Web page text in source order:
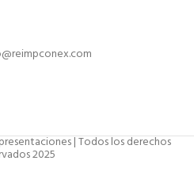
| Todos los derechos
2025